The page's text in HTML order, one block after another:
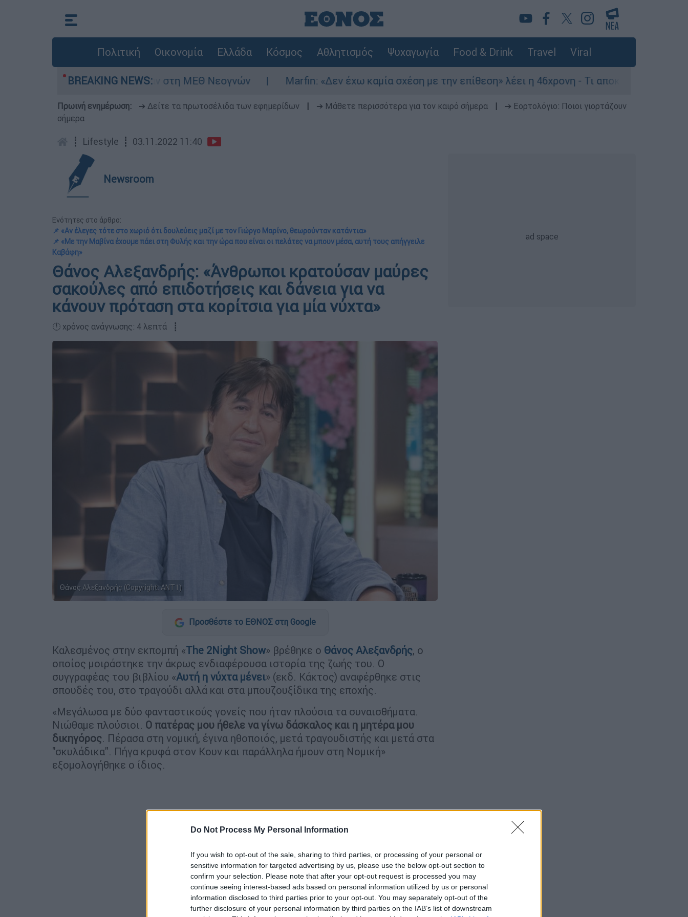
Do Not Process My Personal Information
If you wish to opt-out of the sale, sharing to third parties, or processing of your personal or
sensitive information for targeted advertising by us, please use the below opt-out section to
confirm your selection. Please note that after your opt-out request is processed you may
continue seeing interest-based ads based on personal information utilized by us or personal
information disclosed to third parties prior to your opt-out. You may separately opt-out of the
further disclosure of your personal information by third parties on the IAB’s list of downstream
Πολιτική Οικονομία Ελλάδα Κόσμος Αθλητισμός Ψυχαγωγία Food & Drink Travel Viral
BREAKING NEWS:
- Νοσηλευόταν στη ΜΕΘ Νεογνών Marfin: «Δεν έχω καμία σχέση με την επίθεση» λέει η 46χρονη - Τι αποκάλυψε στους
Πρωινή ενημέρωση: ➔ Δείτε τα πρωτοσέλιδα των εφημερίδων ➔ Μάθετε περισσότερα για τον καιρό σήμερα
➔ Εορτολόγιο: Ποιοι γιορτάζουν
σήμερα
┋ Lifestyle ┋ 03.11.2022 11:40
Newsroom
Ενότητες στο άρθρο:
📌 «Αν έλεγες τότε στο χωριό ότι δουλεύεις μαζί με τον Γιώργο Μαρίνο, θεωρούνταν κατάντια»
📌 «Με την Μαβίνα έχουμε πάει στη Φυλής και την ώρα που είναι οι πελάτες να μπουν μέσα, αυτή τους απήγγειλε
Καβάφη»
Θάνος Αλεξανδρής: «Άνθρωποι κρατούσαν μαύρες
σακούλες από επιδοτήσεις και δάνεια για να
κάνουν πρόταση στα κορίτσια για μία νύχτα»
🕛 χρόνος ανάγνωσης: 4 λεπτά ┋
Θάνος Αλεξανδρής (Copyright: ANT1)
Προσθέστε το ΕΘΝΟΣ στη Google
Καλεσμένος στην εκπομπή «The 2Night Show» βρέθηκε ο Θάνος Αλεξανδρής, ο
οποίος μοιράστηκε την άκρως ενδιαφέρουσα ιστορία της ζωής του. Ο
συγγραφέας του βιβλίου «Αυτή η νύχτα μένει» (εκδ. Κάκτος) αναφέρθηκε στις
σπουδές του, στο τραγούδι αλλά και στα μπουζουξίδικα της εποχής.
«Μεγάλωσα με δύο φανταστικούς γονείς που ήταν πλούσια τα συναισθήματα.
Νιώθαμε πλούσιοι. Ο πατέρας μου ήθελε να γίνω δάσκαλος και η μητέρα μου
δικηγόρος. Πέρασα στη νομική, έγινα ηθοποιός, μετά τραγουδιστής και μετά στα
"σκυλάδικα". Πήγα κρυφά στον Κουν και παράλληλα ήμουν στη Νομική»
εξομολογήθηκε ο ίδιος.